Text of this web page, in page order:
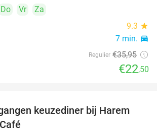
Do Vr
Za
9.3 star
7 min. directions_car
Regulier €35,95
€22,50
45%
keuzediner bij Harem